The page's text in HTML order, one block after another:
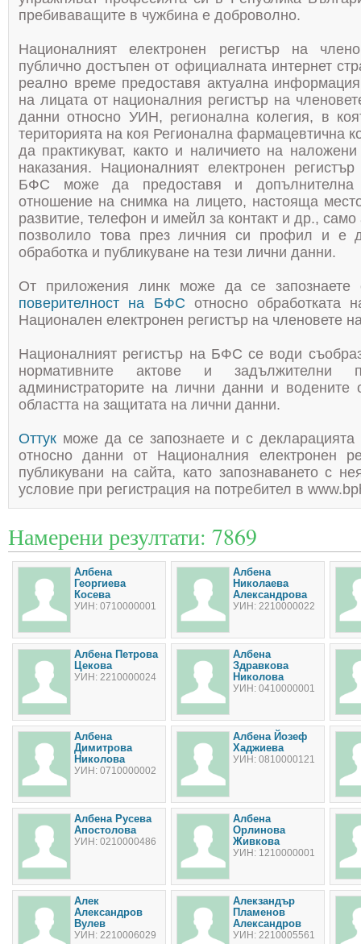
пребиваващите в чужбина е доброволно.
Националният електронен регистър на
публично достъпен от официалната интернет
реално време предоставя актуална
на лицата от националния регистър на
данни относно УИН, регионална колегия, в
територията на коя Регионална фармацевтична
да практикуват, както и наличието на
наказания. Националният електронен
БФС може да предоставя и
отношение на снимка на лицето, настояща
развитие, телефон и имейл за контакт и др.,
позволило това през личния си профил и е
обработка и публикуване на тези лични данни.
От приложения линк може да се
поверителност на БФС относно обработката
Национален електронен регистър на членовете
Националният регистър на БФС се води
нормативните актове и задължителни
администраторите на лични данни и водените
областта на защитата на лични данни.
Оттук може да се запознаете и с декларацията
относно данни от Националния електронен
публикувани на сайта, като запознаването с
условие при регистрация на потребител в
Намерени резултати: 7869
Албена
Георгиева
Косева
УИН: 0710000001
Албена
Николаева
Александрова
УИН: 2210000022
Албена Петрова
Цекова
УИН: 2210000024
Албена
Здравкова
Николова
УИН: 0410000001
Албена
Димитрова
Николова
УИН: 0710000002
Албена Йозеф
Хаджиева
УИН: 0810000121
Албена Русева
Апостолова
УИН: 0210000486
Албена
Орлинова
Живкова
УИН: 1210000001
Алек
Александров
Вулев
УИН: 2210006029
Алекзандър
Пламенов
Александров
УИН: 2210005561